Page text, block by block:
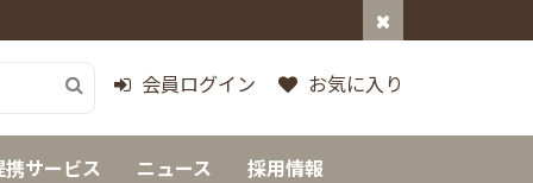
会員ログイン お気に入り
携サービス ニュース 採用情報